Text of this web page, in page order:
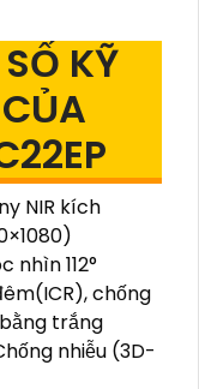
KỸ
NIR kích
nhìn 112°
chống
trắng
nhiễu (3D-